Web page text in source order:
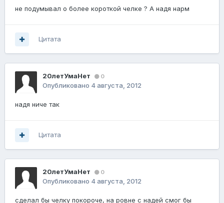
не подумывал о более короткой челке ? А надя нарм
Цитата
20летУмаНет 0
Опубликовано 4 августа, 2012
надя ниче так
Цитата
20летУмаНет 0
Опубликовано 4 августа, 2012
сделал бы челку покороче, на ровне с надей смог бы